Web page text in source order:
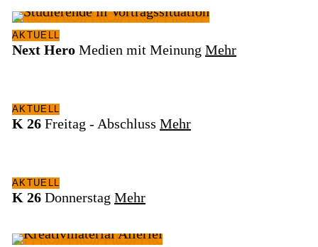
AKTUELL
Next Hero Medien mit Meinung Mehr
AKTUELL
K 26 Freitag - Abschluss Mehr
AKTUELL
K 26 Donnerstag Mehr
PRAXIS
KLASSENBUCH